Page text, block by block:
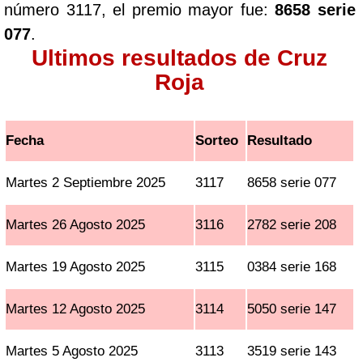
número 3117, el premio mayor fue:8658 serie
077.
Ultimos resultados de Cruz
Roja
Fecha Sorteo Resultado
Martes 2 Septiembre 2025 3117 8658 serie 077
Martes 26 Agosto 2025 3116 2782 serie 208
Martes 19 Agosto 2025 3115 0384 serie 168
Martes 12 Agosto 2025 3114 5050 serie 147
Martes 5 Agosto 2025 3113 3519 serie 143